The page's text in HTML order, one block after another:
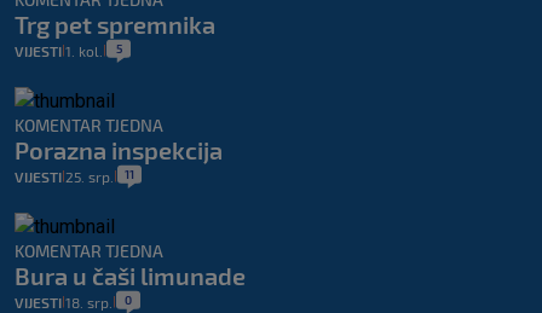
Trg pet spremnika
VIJESTI 1. kol. 5
KOMENTAR TJEDNA
Porazna inspekcija
VIJESTI 25. srp. 11
KOMENTAR TJEDNA
Bura u čaši limunade
VIJESTI 18. srp. 0